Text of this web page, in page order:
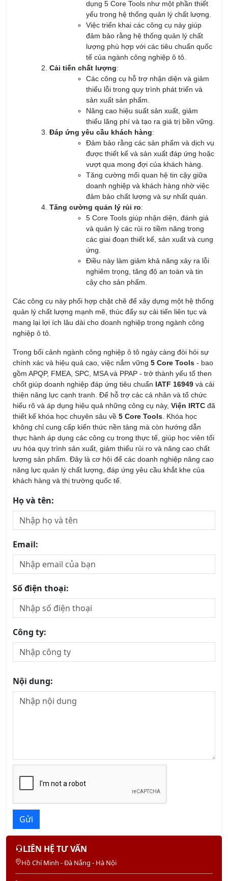
Khóa Học Quản Lý Sản Xuất Chuyên Nghiệp
KHÓA HỌC NHẬN THỨC VÀ ĐÁNH GIÁ VIÊN NỘI
BỘ HỆ THỐNG QUẢN LÝ AN TOÀN & SỨC KHỎE
NGHỀ NGHIỆP ISO 45001:2018
Khóa học Tối ưu hóa Quản lý Sản xuất với Chat
13/08/2026
Khóa Học Kỹ Năng Thuyết Trình Chuyên Nghiệp
Khóa Học Kỹ Năng Giao Tiếp Chuyên Nghiệp
KHÓA HỌC TPM_BẢO TRÌ NĂNG SUẤT TOÀN
Khóa Học TPS_Toyota Production System - Hệ
Thống Sản Xuất Toyota
15/08/2026
KHÓA QUẢN LÝ KINH DOANH
Khóa Học Kỹ Năng Đàm Phán Thương Lượng
21/08/2026
Khóa học Kỹ Năng Dịch Vụ Khách Hàng Qua
21/08/2026
Khóa học Kỹ Năng Bán Hàng Qua Điện Thoại
21/08/2026
Khóa học Kỹ Năng Chăm Sóc Khách Hàng
13/08/2026
Khóa học Kỹ năng Huấn Luyện Đội Ngũ Bán
Hàng
27/08/2026
Khóa học Giám Sát Bán Hàng Chuyên Nghiệp
20/08/2026
Khóa học ASM - Quản lý Kinh Doanh Khu Vực
Khóa Học Kỹ Năng Tư Vấn Bán Hàng Chuyên
Nghiệp
20/08/2026
Khóa Học Phân Tích SWOT
22/08/2026
21/08/2026
Khóa học Quản Trị Dịch Vụ chuyên nghiệp
Khóa học Kỹ năng Giao tiếp trong Kinh doanh
Chuyên nghiệp
Khóa học Dịch vụ Khách hàng Cao cấp
Khóa Học Kỹ Năng Quản Lý Con Người
22/08/2026
Khóa Học Giám Đốc Nhân Sự Chuyên Nghiệp